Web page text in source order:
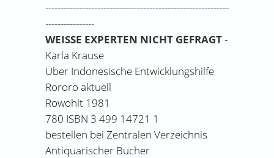
------------------------------------------------------------
----------------
WEISSE EXPERTEN NICHT GEFRAGT-
Karla Krause
Über Indonesische Entwicklungshilfe
Rororo aktuell
Rowohlt 1981
780 ISBN 3 499 14721 1
bestellen bei Zentralen Verzeichnis
Antiquarischer Bücher